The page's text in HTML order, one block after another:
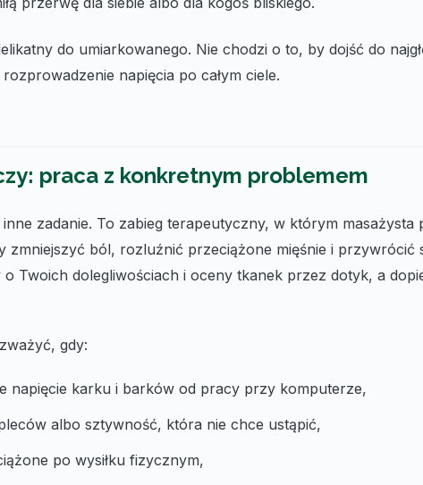
do umiarkowanego. Nie chodzi o to, by dojść do
napięcia po całym ciele.
praca z konkretnym problemem
inne zadanie. To zabieg terapeutyczny, w którym masażysta
zmniejszyć ból, rozluźnić przeciążone mięśnie i
Twoich dolegliwościach i oceny tkanek przez dotyk, a
gdy:
napięcie karku i barków od pracy przy komputerze,
albo sztywność, która nie chce ustąpić,
po wysiłku fizycznym,